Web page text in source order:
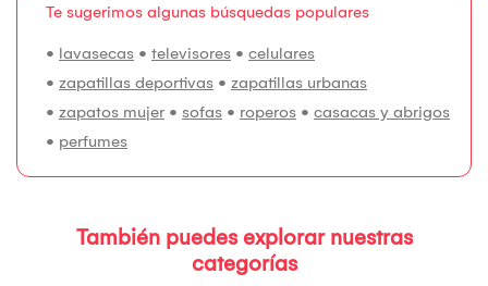
Te sugerimos algunas búsquedas populares
• lavasecas • televisores • celulares
• zapatillas deportivas • zapatillas urbanas
• zapatos mujer • sofas • roperos • casacas y abrigos
• perfumes
También puedes explorar nuestras
categorías